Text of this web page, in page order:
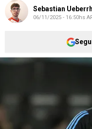
Sebastian
06/11/2025 - 16:50hs